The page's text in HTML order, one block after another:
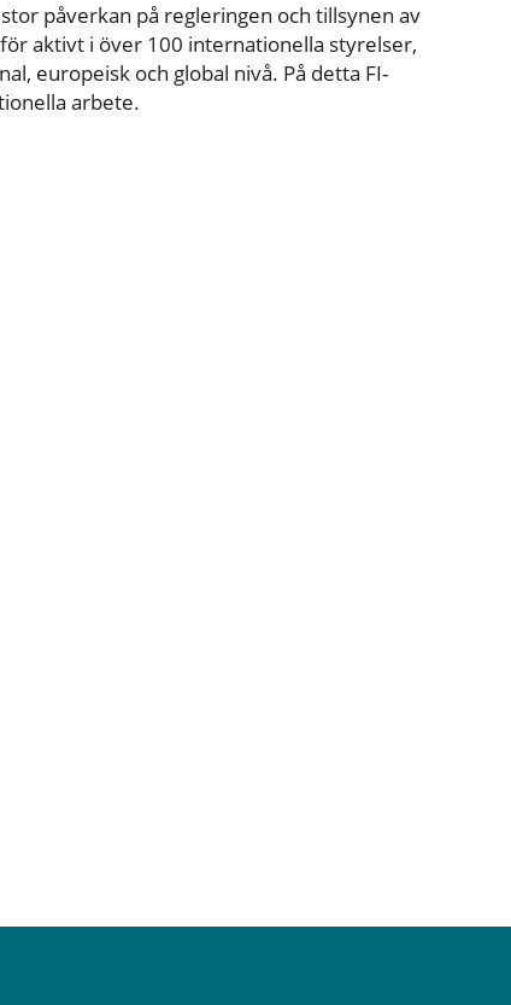
påverkan på regleringen och tillsynen av
aktivt i över 100 internationella styrelser,
europeisk och global nivå. På detta FI-
arbete.